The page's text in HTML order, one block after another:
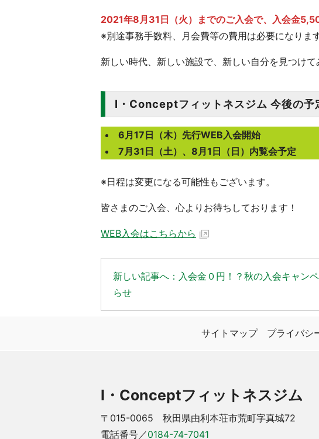
2021年8月31日（火）までのご入会で、入会金
※別途事務手数料、月会費等の費用は必要になります
新しい時代、新しい施設で、新しい自分を見つけて
I・Conceptフィットネスジム 今後の予
6月17日（木）先行WEB入会開始
7月31日（土）、8月1日（日）内覧会予定
※日程は変更になる可能性もございます。
皆さまのご入会、心よりお待ちしております！
WEB入会はこちらから
新しい記事へ：入会金０円！？秋の入会キャン
らせ
サイトマップ プライバシ
I・Conceptフィットネスジム
〒015-0065 秋田県由利本荘市荒町字真城72
電話番号／0184-74-7041